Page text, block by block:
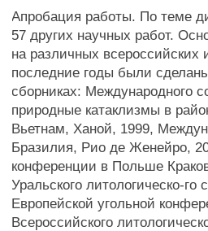
Апробация работы. По теме
57 других научных работ.
на различных
последние годы были
сборниках: Международного
природные катаклизмы в
Вьетнам, Ханой, 1999,
Бразилия, Рио де Женейро,
конференции в Польше
Уральского литологическо-
Европейской угольной
Всероссийского